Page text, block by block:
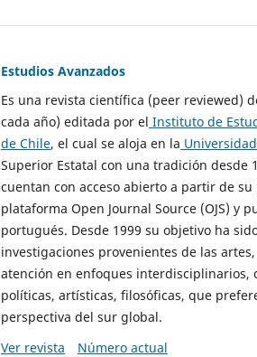
Estudios Avanzados
Es una revista científica (peer reviewed)
cada año) editada por el Instituto de
de Chile, el cual se aloja en la
Superior Estatal con una tradición desde
cuentan con acceso abierto a partir de
plataforma Open Journal Source (OJS) y
portugués. Desde 1999 su objetivo ha
investigaciones provenientes de las
atención en enfoques interdisciplinarios,
políticas, artísticas, filosóficas, que
perspectiva del sur global.
Ver revista
Número actual